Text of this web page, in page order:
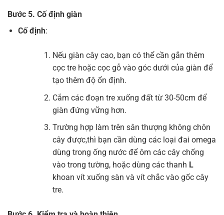
Bước 5. Cố định giàn
Cố định:
Nếu giàn cây cao, bạn có thể cần gắn thêm
cọc tre hoặc cọc gỗ vào góc dưới của giàn để
tạo thêm độ ổn định.
Cắm các đoạn tre xuống đất từ 30-50cm để
giàn đứng vững hơn.
Trường hợp làm trên sân thượng không chôn
cây được,thì bạn cần dùng các loại đai omega
dùng trong ống nước để ôm các cây chống
vào trong tường, hoặc dùng các thanh L
khoan vít xuống sàn và vít chắc vào gốc cây
tre.